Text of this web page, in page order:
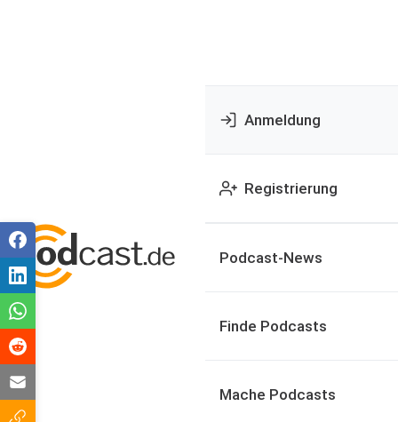
Anmeldung
Registrierung
Podcast-News
Finde Podcasts
Mache Podcasts